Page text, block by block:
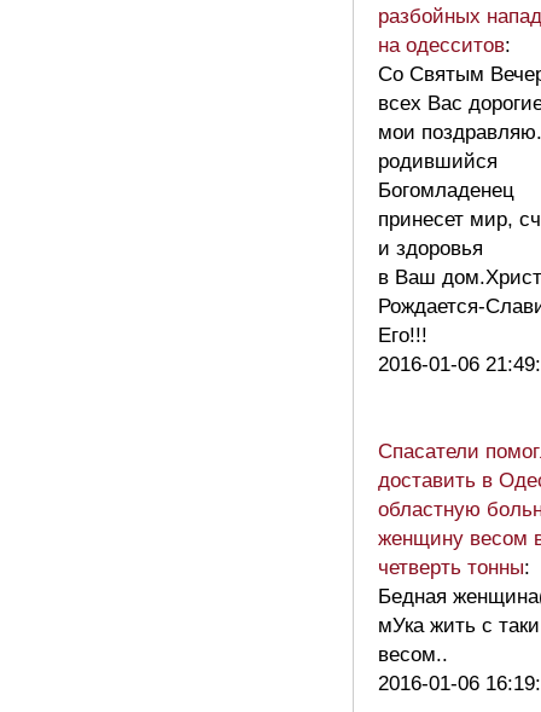
разбойных
на одесситов:
Со Святым
всех Вас
мои
родившийся
Богомладенец
принесет мир,
и здоровья
в Ваш
Рождается-
Его!!!
2016-01-06
Спасатели
доставить в
областную
женщину весом
четверть тонны:
Бедная
мУка жить с
весом..
2016-01-06